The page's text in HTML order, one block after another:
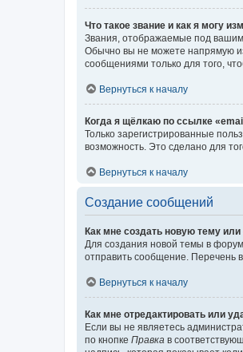
Что такое звание и как я могу
Звания, отображаемые под
Обычно вы не можете напрямую
сообщениями только для того,
Вернуться к началу
Когда я щёлкаю по ссылке
Только зарегистрированные
возможность. Это сделано для
Вернуться к началу
Создание сообщений
Как мне создать новую тему
Для создания новой темы в
отправить сообщение. Перечень
Вернуться к началу
Как мне отредактировать или
Если вы не являетесь
по кнопке Правка в